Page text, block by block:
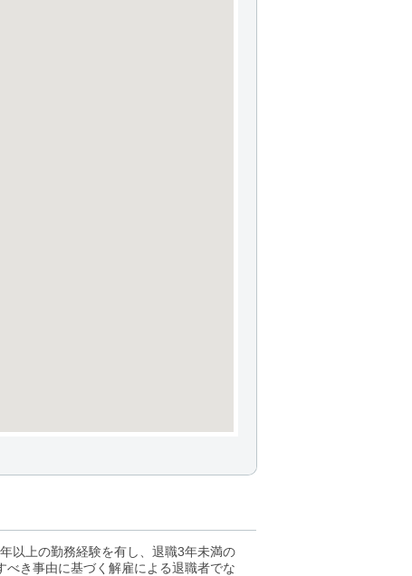
以上の勤務経験を有し、退職3年未満の
き事由に基づく解雇による退職者でな